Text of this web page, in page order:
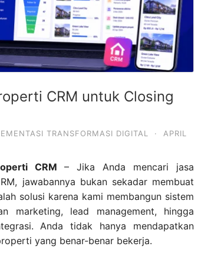
CRM untuk Closing
TRANSFORMASI DIGITAL ·
APRIL
CRM – Jika Anda mencari jasa
jawabannya bukan sekadar membuat
solusi karena kami membangun sistem
marketing, lead management, hingga
Anda tidak hanya mendapatkan
yang benar-benar bekerja.